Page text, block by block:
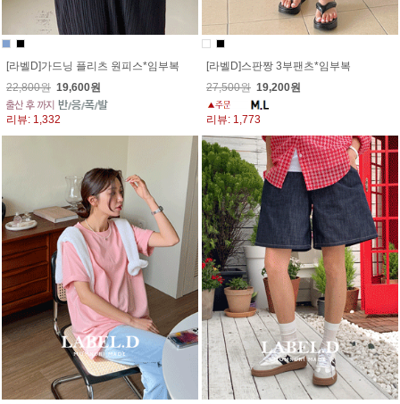
[라벨D]가드닝 플리츠 원피스*임부복
22,800원 19,600원
리뷰: 1,332
[라벨D]스판짱 3부팬츠*임부복
27,500원 19,200원
리뷰: 1,773